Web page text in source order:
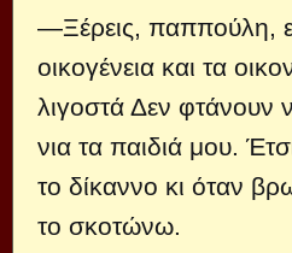
—Ξέρεις, παππούλη,
οικογένεια και τα
λιγοστά Δεν φτάνουν
νια τα παιδιά μου.
το δίκαννο κι όταν
το σκοτώνω.